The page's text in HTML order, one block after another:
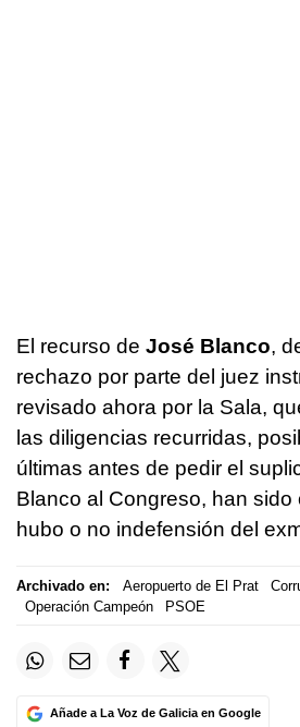
El recurso de José Blanco,
rechazo por parte del juez
revisado ahora por la Sala,
las diligencias recurridas,
últimas antes de pedir el
Blanco al Congreso, han sido
hubo o no indefensión del
Archivado en: Aeropuerto de El Prat
Operación Campeón
PSOE
Añade a La Voz de Galicia en Google